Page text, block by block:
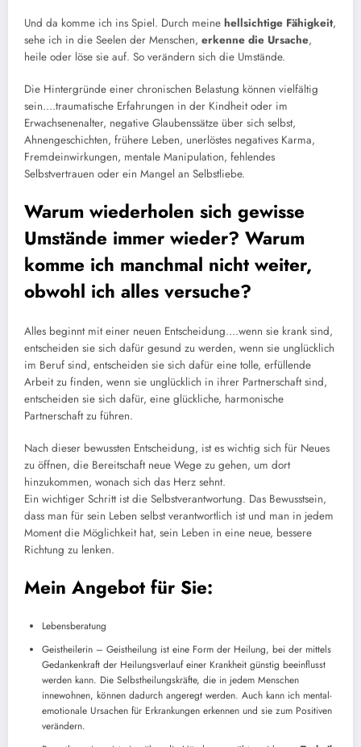
Und da komme ich ins Spiel. Durch meine hellsichtige Fähigkeit,
sehe ich in die Seelen der Menschen, erkenne die Ursache,
heile oder löse sie auf. So verändern sich die Umstände.
Die Hintergründe einer chronischen Belastung können vielfältig
sein….traumatische Erfahrungen in der Kindheit oder im
Erwachsenenalter, negative Glaubenssätze über sich selbst,
Ahnengeschichten, frühere Leben, unerlöstes negatives Karma,
Fremdeinwirkungen, mentale Manipulation, fehlendes
Selbstvertrauen oder ein Mangel an Selbstliebe.
Warum wiederholen sich gewisse
Umstände immer wieder? Warum
komme ich manchmal nicht weiter,
obwohl ich alles versuche?
Alles beginnt mit einer neuen Entscheidung….wenn sie krank sind,
entscheiden sie sich dafür gesund zu werden, wenn sie unglücklich
im Beruf sind, entscheiden sie sich dafür eine tolle, erfüllende
Arbeit zu finden, wenn sie unglücklich in ihrer Partnerschaft sind,
entscheiden sie sich dafür, eine glückliche, harmonische
Partnerschaft zu führen.
Nach dieser bewussten Entscheidung, ist es wichtig sich für Neues
zu öffnen, die Bereitschaft neue Wege zu gehen, um dort
hinzukommen, wonach sich das Herz sehnt.
Ein wichtiger Schritt ist die Selbstverantwortung. Das Bewusstsein,
dass man für sein Leben selbst verantwortlich ist und man in jedem
Moment die Möglichkeit hat, sein Leben in eine neue, bessere
Richtung zu lenken.
Mein Angebot für Sie:
Lebensberatung
Geistheilerin – Geistheilung ist eine Form der Heilung, bei der mittels
Gedankenkraft der Heilungsverlauf einer Krankheit günstig beeinflusst
werden kann. Die Selbstheilungskräfte, die in jedem Menschen
innewohnen, können dadurch angeregt werden. Auch kann ich mental-
emotionale Ursachen für Erkrankungen erkennen und sie zum Positiven
verändern.